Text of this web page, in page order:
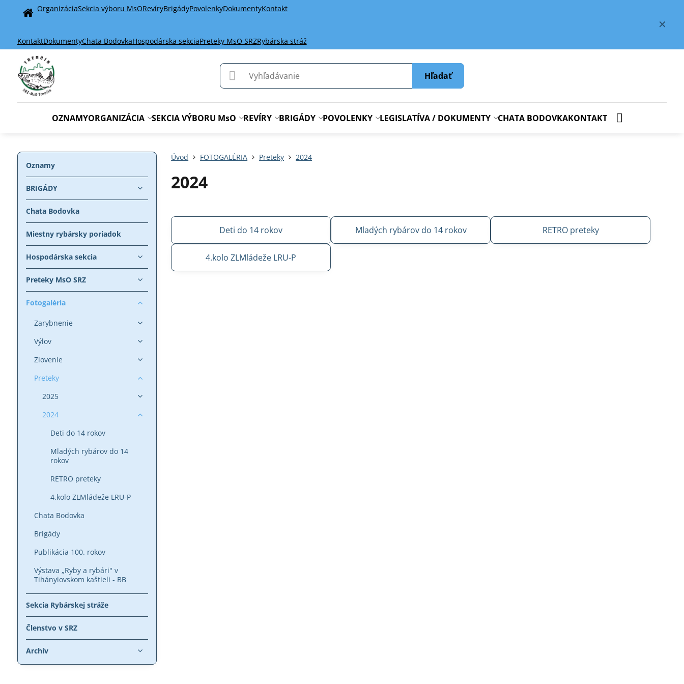
✕
Home
OrganizáciaSekcia výboru MsORevíryBrigádyPovolenkyDokumentyKontakt
KontaktDokumentyChata BodovkaHospodárska sekciaPreteky MsO SRZRybárska stráž
Hľadať
OZNAMYORGANIZÁCIA SEKCIA VÝBORU MsO REVÍRY BRIGÁDY POVOLENKY LEGISLATÍVA / DOKUMENTY CHATA BODOVKAKONTAKT
Úvod FOTOGALÉRIA Preteky 2024
2024
Deti do 14 rokov Mladých rybárov do 14 rokov RETRO preteky
4.kolo ZLMládeže LRU-P
Oznamy
BRIGÁDY
Chata Bodovka
Miestny rybársky poriadok
Hospodárska sekcia
Preteky MsO SRZ
Fotogaléria
Zarybnenie
Výlov
Zlovenie
Preteky
2025
2024
Deti do 14 rokov
Mladých rybárov do 14
rokov
RETRO preteky
4.kolo ZLMládeže LRU-P
Chata Bodovka
Brigády
Publikácia 100. rokov
Výstava „Ryby a rybári" v
Tihányiovskom kaštieli - BB
Sekcia Rybárskej stráže
Členstvo v SRZ
Archív